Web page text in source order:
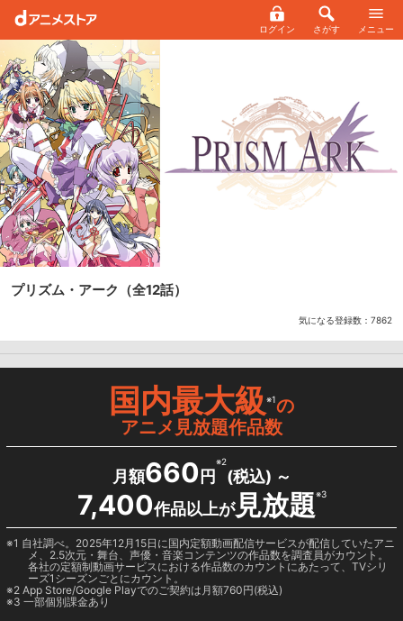
ログイン さがす メニュー
プリズム・アーク （全12話）
気になる登録数： 7862
国内最大級※1の
アニメ見放題作品数
月額660 円
※2
(税込) ～
7,400作品以上が見放題※3
1 自社調べ。2025年12月15日に国内定額動画配信サービスが配信していたアニ
メ、2.5次元・舞台、声優・音楽コンテンツの作品数を調査員がカウント。
各社の定額制動画サービスにおける作品数のカウントにあたって、TVシリ
ーズ1シーズンごとにカウント。
2 App Store/Google Playでのご契約は月額760円(税込)
3 一部個別課金あり